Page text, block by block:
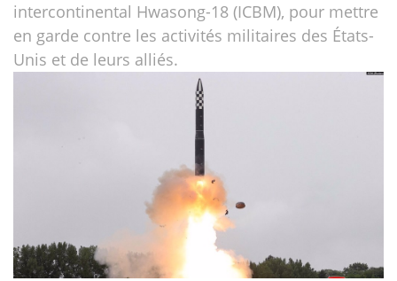
intercontinental Hwasong-18 (ICBM), pour mettre
en garde contre les activités militaires des États-
Unis et de leurs alliés.